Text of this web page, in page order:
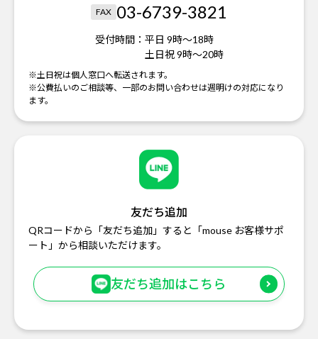
FAX 03-6739-3821
受付時間： 平日 9時～18時
土日祝 9時～20時
※土日祝は個人窓口へ転送されます。
※公費払いのご相談等、一部のお問い合わせは週明けの対応になり
ます。
友だち追加
QRコードから「友だち追加」すると「mouse お客様サポ
ート」から相談いただけます。
友だち追加はこちら